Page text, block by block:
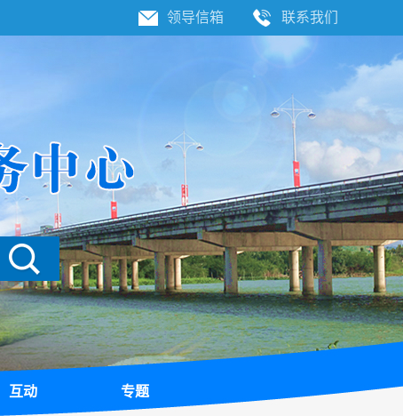
领导信箱 联系我们
互动 专题